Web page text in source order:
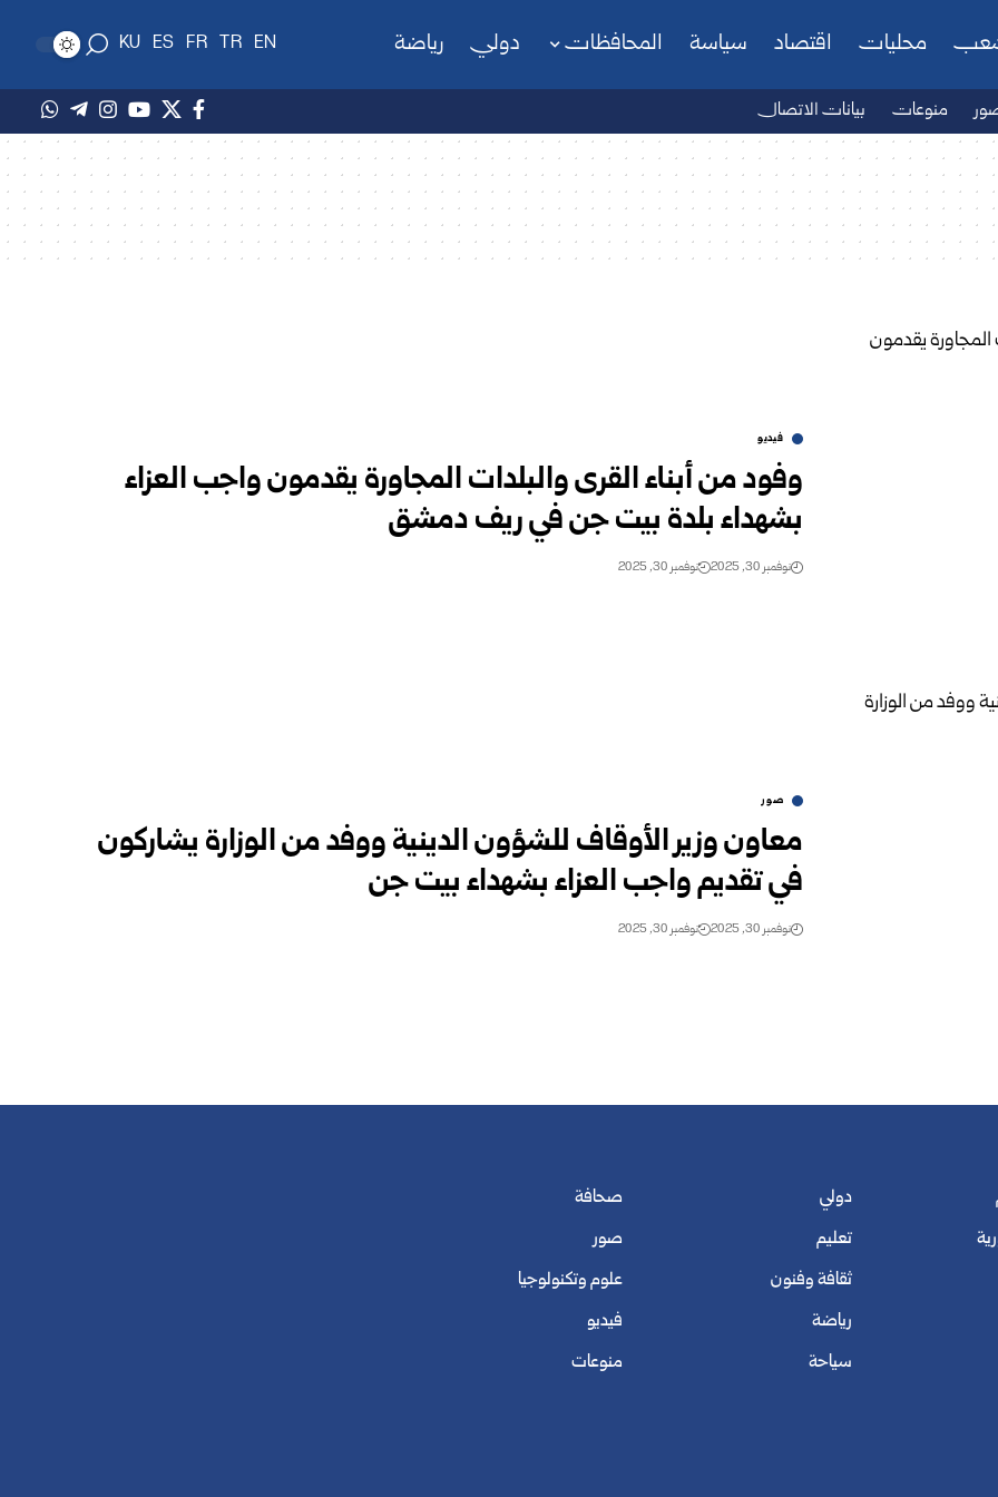
محليات اقتصاد سياسة المحافظات دولي رياضة EN
TR
FR
ES
KU
منوعات بيانات الاتصال
فيديو
وفود من أبناء القرى والبلدات المجاورة يقدمون واجب العزاء
بشهداء بلدة بيت جن في ريف دمشق
نوفمبر 30, 2025 نوفمبر 30, 2025
صور
معاون وزير الأوقاف للشؤون الدينية ووفد من الوزارة يشاركون
في تقديم واجب العزاء بشهداء بيت جن
نوفمبر 30, 2025 نوفمبر 30, 2025
دولي
تعليم
ثقافة وفنون
رياضة
سياحة
صحافة
صور
علوم وتكنولوجيا
فيديو
منوعات